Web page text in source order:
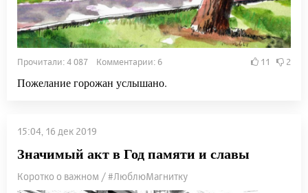
Прочитали: 4 087 Комментарии: 6 11 2
Пожелание горожан услышано.
15:04, 16 дек 2019
Значимый акт в Год памяти и славы
Коротко о важном / #ЛюблюМагнитку